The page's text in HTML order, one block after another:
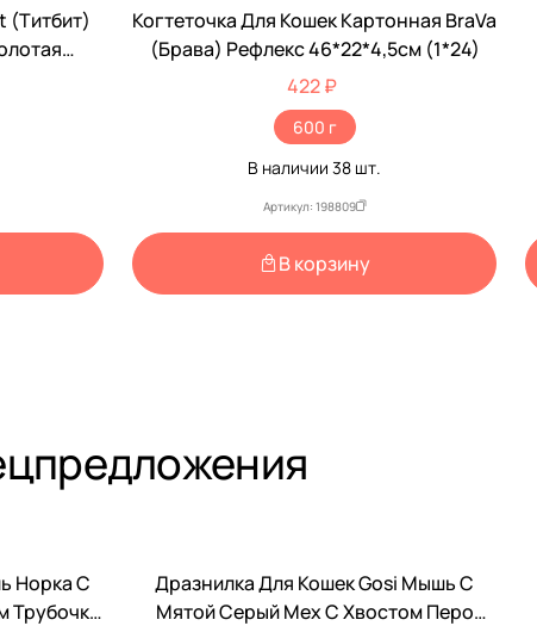
(Титбит)
Когтеточка Для Кошек Картонная BraVa
(Брава) Рефлекс 46*22*4,5см (1*24)
422 ₽
600 г
В наличии 38 шт.
Артикул: 198809
В корзину
Норка С
Трубочка
-15%
Дразнилка Для Кошек Gosi Мышь С
Мятой Серый Мех С Хвостом Перо